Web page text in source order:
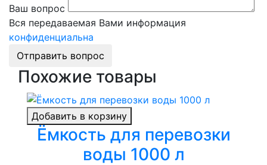
Ваш вопрос
Вся передаваемая Вами информация
конфиденциальна
Отправить вопрос
Похожие товары
Добавить в корзину
Ёмкость для перевозки
воды 1000 л